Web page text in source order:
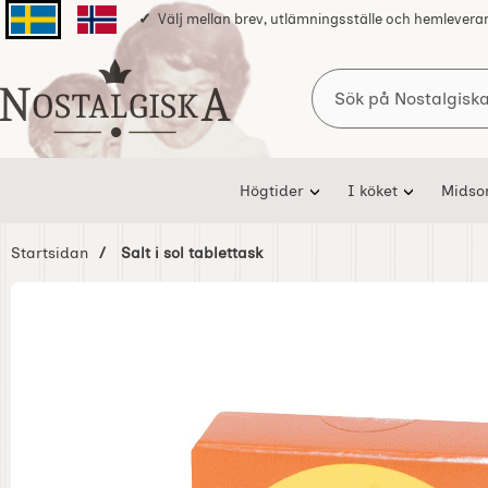
Svenska sidanNorska sidan
Välj mellan brev, utlämningsställe och
Startsidan för Nostalgiska
Sök
Högtider I köket
Startsidan Salt i sol tablettask